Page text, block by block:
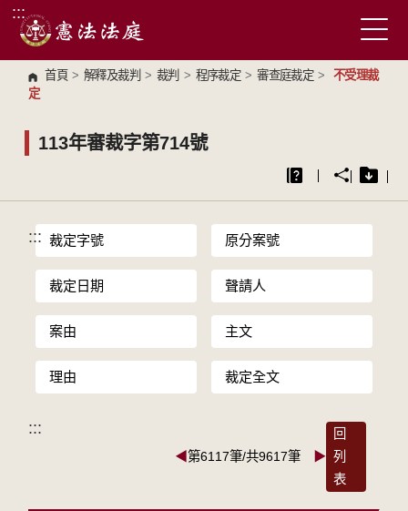
跳到主要內容區塊
:::
首頁 > 解釋及裁判 > 裁判 > 程序裁定 > 審查庭裁定 >
不受理裁
定
113年審裁字第714號
::: 裁定字號 原分案號
裁定日期 聲請人
案由 主文
理由 裁定全文
:::
◀第6117筆/共9617筆 ▶
回
列
表